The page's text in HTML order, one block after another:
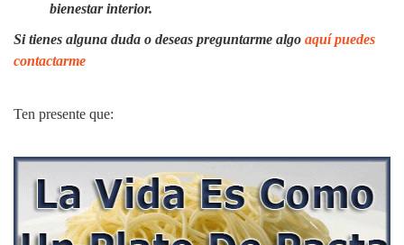
bienestar interior.
Si tienes alguna duda o deseas preguntarme algo aquí puedes
contactarme
Ten presente que: